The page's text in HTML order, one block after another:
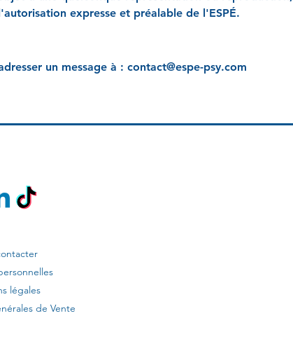
expresse et préalable de l'ESPÉ.
un message à : contact@espe-psy.com
légales
de Vente